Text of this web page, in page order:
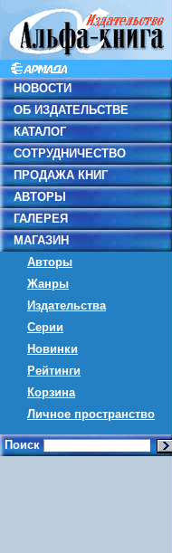
НОВОСТИ
ОБ ИЗДАТЕЛЬСТВЕ
КАТАЛОГ
СОТРУДНИЧЕСТВО
ПРОДАЖА КНИГ
АВТОРЫ
ГАЛЕРЕЯ
МАГАЗИН
Авторы
Жанры
Издательства
Серии
Новинки
Рейтинги
Корзина
Личное пространство
Поиск